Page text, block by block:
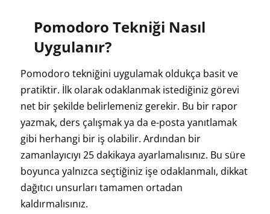
Pomodoro Tekniği Nasıl
Uygulanır?
Pomodoro tekniğini uygulamak oldukça basit ve
pratiktir. İlk olarak odaklanmak istediğiniz görevi
net bir şekilde belirlemeniz gerekir. Bu bir rapor
yazmak, ders çalışmak ya da e-posta yanıtlamak
gibi herhangi bir iş olabilir. Ardından bir
zamanlayıcıyı 25 dakikaya ayarlamalısınız. Bu süre
boyunca yalnızca seçtiğiniz işe odaklanmalı, dikkat
dağıtıcı unsurları tamamen ortadan
kaldırmalısınız.